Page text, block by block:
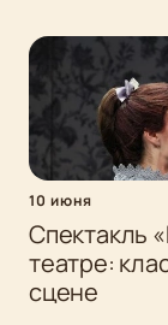
10 июня
Спектакль
театре:
сцене